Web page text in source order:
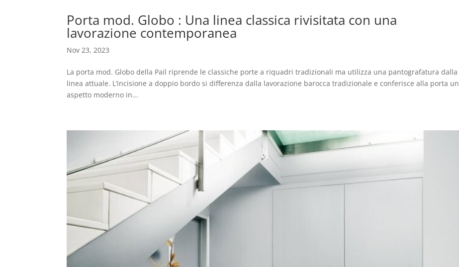
Porta mod. Globo : Una linea classica rivisitata con una
lavorazione contemporanea
Nov 23, 2023
La porta mod. Globo della Pail riprende le classiche porte a riquadri tradizionali ma utilizza una pantografatura dalla
linea attuale. L’incisione a doppio bordo si differenza dalla lavorazione barocca tradizionale e conferisce alla porta un
aspetto moderno in...